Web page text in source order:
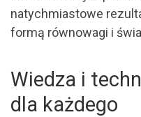
natychmiastowe
formą równowagi i
Wiedza i
dla każdego